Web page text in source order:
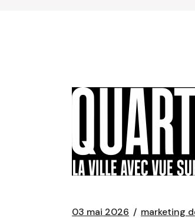
03 mai 2026 marketing